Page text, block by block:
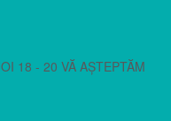
18 - 20 VĂ AȘTEPTĂM